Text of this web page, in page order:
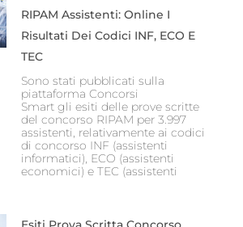
RIPAM Assistenti: Online I
Risultati Dei Codici INF, ECO E
TEC
Sono stati pubblicati sulla
piattaforma Concorsi
Smart gli esiti delle prove scritte
del concorso RIPAM per 3.997
assistenti, relativamente ai codici
di concorso INF (assistenti
informatici), ECO (assistenti
economici) e TEC (assistenti